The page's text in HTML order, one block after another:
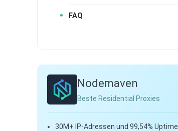
FAQ
Nodemaven
Beste Residential Proxies
30M+ IP-Adressen und 99,54% Uptime